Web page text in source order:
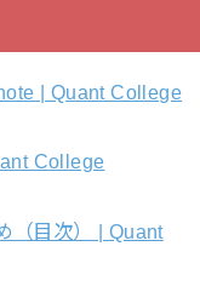
| Quant College
College
（目次） | Quant